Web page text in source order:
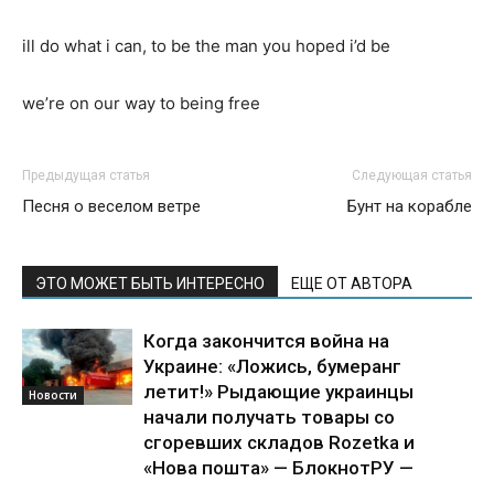
ill do what i can, to be the man you hoped i’d be
we’re on our way to being free
Предыдущая статья
Песня о веселом ветре
Следующая статья
Бунт на корабле
ЭТО МОЖЕТ БЫТЬ ИНТЕРЕСНО ЕЩЕ ОТ АВТОРА
Новости
Когда закончится война на
Украине: «Ложись, бумеранг
летит!» Рыдающие украинцы
начали получать товары со
сгоревших складов Rozetka и
«Нова пошта» — БлокнотРУ —